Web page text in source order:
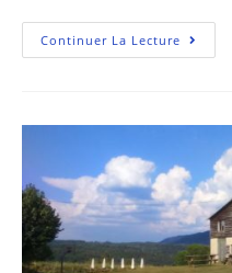
Continuer La Lecture